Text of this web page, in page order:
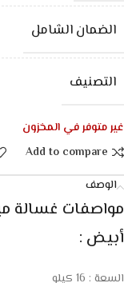
الضمان الشامل
التصنيف
غير متوفر في المخزون
Add to compare
الوصف
أبيض :
السعة : 16 كيلو